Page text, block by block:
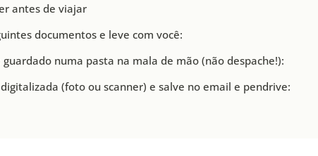
antes de viajar
documentos e leve com você:
guardado numa pasta na mala de mão (não despache!):
(foto ou scanner) e salve no email e pendrive: